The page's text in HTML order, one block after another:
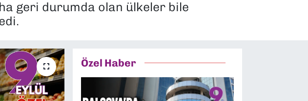
geri durumda olan ülkeler bile
Özel Haber